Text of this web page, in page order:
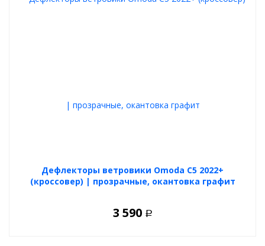
Дефлекторы ветровики Omoda C5 2022+
(кроссовер) | прозрачные, окантовка графит
3 590 Р